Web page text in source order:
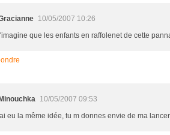
10/05/2007 10:26
que les enfants en raffolenet de cette
10/05/2007 09:53
eu la même idée, tu m donnes envie de ma lancer